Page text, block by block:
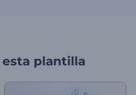
plantilla